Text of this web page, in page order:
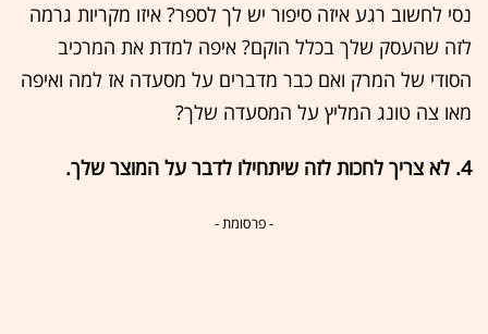
נסי לחשוב רגע איזה סיפור יש לך לספר? איזו מקריות גרמה
לזה שהעסק שלך בכלל הוקם? איפה למדת את המרכיב
הסודי של המרק ואם כבר מדברים על מסעדה אז למה ואיפה
מאו צה טונג המליץ על המסעדה שלך?
4. לא צריך לחכות לזה שיתחילו לדבר על המוצר שלך.
- פרסומת -